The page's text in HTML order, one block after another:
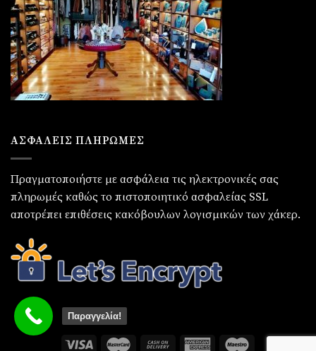
ΑΣΦΑΛΕΙΣ ΠΛΗΡΩΜΕΣ
Πραγματοποιήστε με ασφάλεια τις ηλεκτρονικές σας
πληρωμές καθώς το πιστοποιητικό ασφαλείας SSL
αποτρέπει επιθέσεις κακόβουλων λογισμικών των χάκερ.
Παραγγελία!